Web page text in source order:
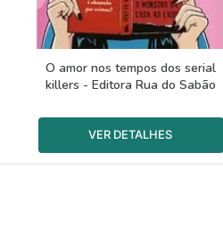
O amor nos tempos dos serial
killers - Editora Rua do Sabão